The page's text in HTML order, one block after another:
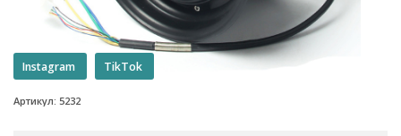
Артикул: 5232
Instagram TikTok